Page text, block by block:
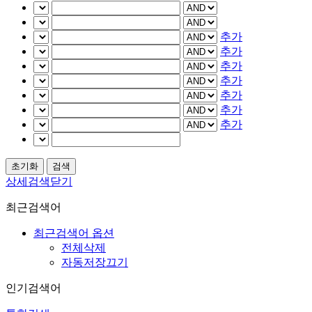
추가
추가
추가
추가
추가
추가
추가
상세검색닫기
최근검색어
최근검색어 옵션
전체삭제
자동저장끄기
인기검색어